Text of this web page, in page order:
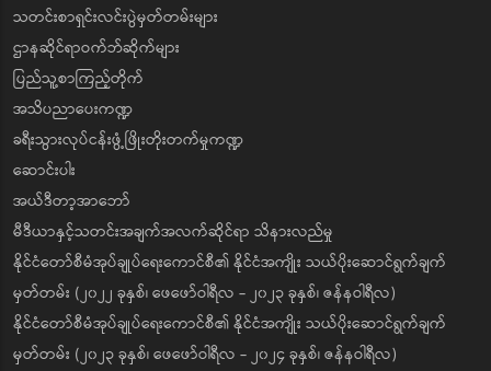
သတင်းစာရှင်းလင်းပွဲမှတ်တမ်းများ
ဌာနဆိုင်ရာဝက်ဘ်ဆိုက်များ
ပြည်သူ့စာကြည့်တိုက်
အသိပညာပေးကဏ္ဍ
ခရီးသွားလုပ်ငန်းဖွံ့ဖြိုးတိုးတက်မှုကဏ္ဍ
ဆောင်းပါး
အယ်ဒီတာ့အာဘော်
မီဒီယာနှင့်သတင်းအချက်အလက်ဆိုင်ရာ သိနားလည်မှု
နိုင်ငံတော်စီမံအုပ်ချုပ်ရေးကောင်စီ၏ နိုင်ငံအကျိုး သယ်ပိုးဆောင်ရွက်ချက်
မှတ်တမ်း (၂၀၂၂ ခုနှစ်၊ ဖေဖော်ဝါရီလ - ၂၀၂၃ ခုနှစ်၊ ဇန်နဝါရီလ)
နိုင်ငံတော်စီမံအုပ်ချုပ်ရေးကောင်စီ၏ နိုင်ငံအကျိုး သယ်ပိုးဆောင်ရွက်ချက်
မှတ်တမ်း (၂၀၂၃ ခုနှစ်၊ ဖေဖော်ဝါရီလ - ၂၀၂၄ ခုနှစ်၊ ဇန်နဝါရီလ)